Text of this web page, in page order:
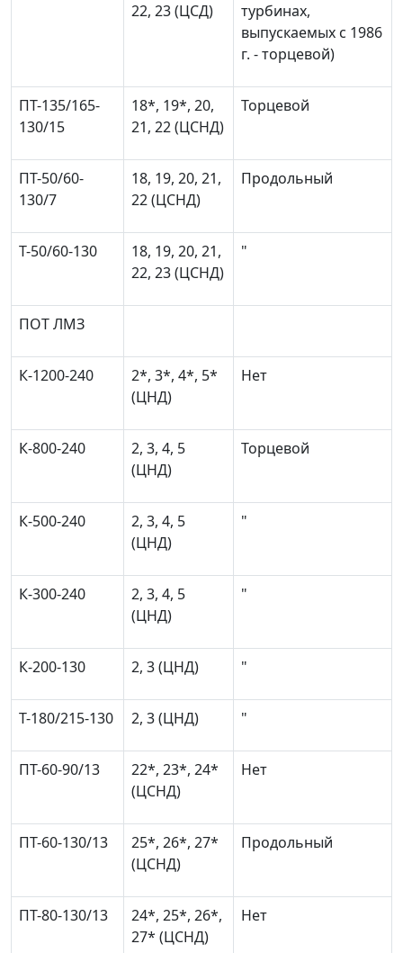
22, 23 (ЦСД)
турбинах,
выпускаемых с 1986
г. - торцевой)
ПТ-135/165-
130/15
18*, 19*, 20,
21, 22 (ЦСНД)
Торцевой
ПТ-50/60-
130/7
18, 19, 20, 21,
22 (ЦСНД)
Продольный
Т-50/60-130
18, 19, 20, 21,
22, 23 (ЦСНД)
"
ПОТ ЛМЗ
К-1200-240
2*, 3*, 4*, 5*
(ЦНД)
Нет
К-800-240
2, 3, 4, 5
(ЦНД)
Торцевой
К-500-240
2, 3, 4, 5
(ЦНД)
"
К-300-240
2, 3, 4, 5
(ЦНД)
"
К-200-130 2, 3 (ЦНД) "
Т-180/215-130 2, 3 (ЦНД) "
ПТ-60-90/13
22*, 23*, 24*
(ЦСНД)
Нет
ПТ-60-130/13
25*, 26*, 27*
(ЦСНД)
Продольный
ПТ-80-130/13
24*, 25*, 26*,
27* (ЦСНД)
Нет